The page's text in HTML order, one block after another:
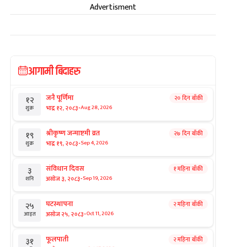
Advertisment
आगामी बिदाहरु
१२
शुक्र
जनै पूर्णिमा
भाद्र १२, २०८३-Aug 28, 2026
२० दिन बाँकी
१९
शुक्र
श्रीकृष्ण जन्माष्टमी व्रत
भाद्र १९, २०८३-Sep 4, 2026
२७ दिन बाँकी
३
शनि
संविधान दिवस
असोज ३, २०८३-Sep 19, 2026
१ महिना बाँकी
२५
आइत
घटस्थापना
असोज २५, २०८३-Oct 11, 2026
२ महिना बाँकी
३१ फूलपाती २ महिना बाँकी